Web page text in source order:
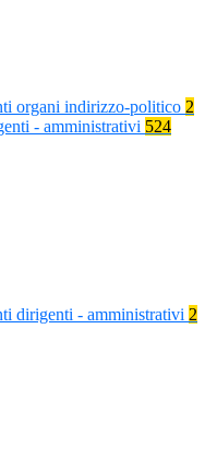
organi indirizzo-politico 2
- amministrativi 524
dirigenti - amministrativi 2